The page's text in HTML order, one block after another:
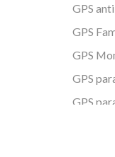
GPS
GPS
GPS
GPS
GPS